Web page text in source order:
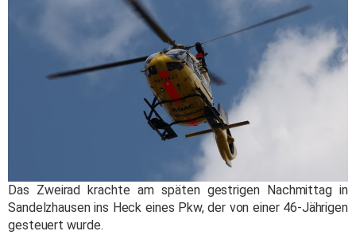
Das Zweirad krachte am späten gestrigen Nachmittag in
Sandelzhausen ins Heck eines Pkw, der von einer 46-Jährigen
gesteuert wurde.